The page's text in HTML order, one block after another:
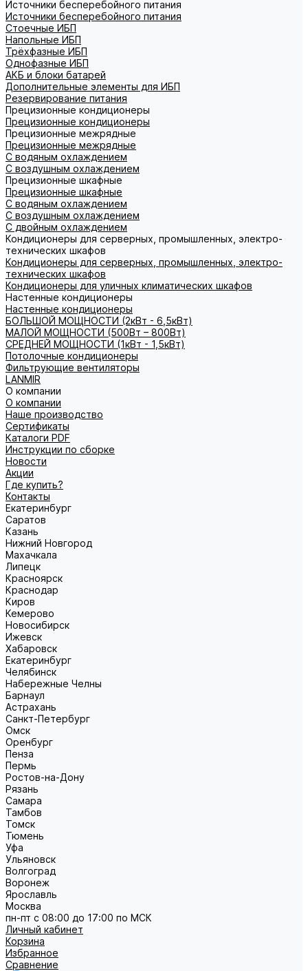
Источники бесперебойного питания
Источники бесперебойного питания
Стоечные ИБП
Напольные ИБП
Трёхфазные ИБП
Однофазные ИБП
АКБ и блоки батарей
Дополнительные элементы для ИБП
Резервирование питания
Прецизионные кондиционеры
Прецизионные кондиционеры
Прецизионные межрядные
Прецизионные межрядные
С водяным охлаждением
С воздушным охлаждением
Прецизионные шкафные
Прецизионные шкафные
С водяным охлаждением
С воздушным охлаждением
С двойным охлаждением
Кондиционеры для серверных, промышленных, электро-
технических шкафов
Кондиционеры для серверных, промышленных, электро-
технических шкафов
Кондиционеры для уличных климатических шкафов
Настенные кондиционеры
Настенные кондиционеры
БОЛЬШОЙ МОЩНОСТИ (2кВт - 6,5кВт)
МАЛОЙ МОЩНОСТИ (500Вт – 800Вт)
СРЕДНЕЙ МОЩНОСТИ (1кВт - 1,5кВт)
Потолочные кондиционеры
Фильтрующие вентиляторы
LANMIR
О компании
О компании
Наше производство
Сертификаты
Каталоги PDF
Инструкции по сборке
Новости
Акции
Где купить?
Контакты
Екатеринбург
Саратов
Казань
Нижний Новгород
Махачкала
Липецк
Красноярск
Краснодар
Киров
Кемерово
Новосибирск
Ижевск
Хабаровск
Екатеринбург
Челябинск
Набережные Челны
Барнаул
Астрахань
Санкт-Петербург
Омск
Оренбург
Пенза
Пермь
Ростов-на-Дону
Рязань
Самара
Тамбов
Томск
Тюмень
Уфа
Ульяновск
Волгоград
Воронеж
Ярославль
Москва
пн-пт с 08:00 до 17:00 по МСК
Личный кабинет
Корзина
Избранное
Сравнение